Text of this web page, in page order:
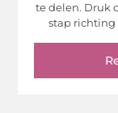
te delen. Druk
stap